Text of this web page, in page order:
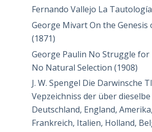
Fernando Vallejo La
George Mivart On the Genesis
(1871)
George Paulin No Struggle for
No Natural Selection (1908)
J. W. Spengel Die Darwinsche
Vepzeichniss der über
Deutschland, England, Amerika,
Frankreich, Italien, Holland,